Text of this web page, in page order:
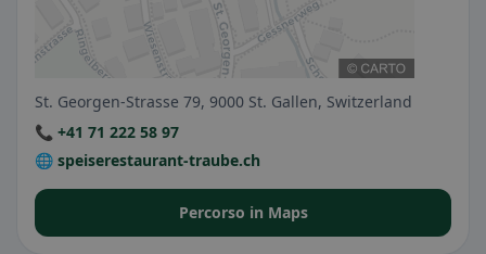
St. Georgen-Strasse 79, 9000 St. Gallen, Switzerland
📞 +41 71 222 58 97
🌐 speiserestaurant-traube.ch
Percorso in Maps